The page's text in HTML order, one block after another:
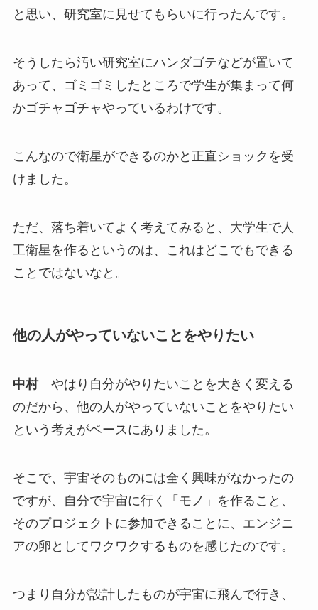
と思い、研究室に見せてもらいに行ったんです。
そうしたら汚い研究室にハンダゴテなどが置いて
あって、ゴミゴミしたところで学生が集まって何
かゴチャゴチャやっているわけです。
こんなので衛星ができるのかと正直ショックを受
けました。
ただ、落ち着いてよく考えてみると、大学生で人
工衛星を作るというのは、これはどこでもできる
ことではないなと。
他の人がやっていないことをやりたい
中村やはり自分がやりたいことを大きく変える
のだから、他の人がやっていないことをやりたい
という考えがベースにありました。
そこで、宇宙そのものには全く興味がなかったの
ですが、自分で宇宙に行く「モノ」を作ること、
そのプロジェクトに参加できることに、エンジニ
アの卵としてワクワクするものを感じたのです。
つまり自分が設計したものが宇宙に飛んで行き、